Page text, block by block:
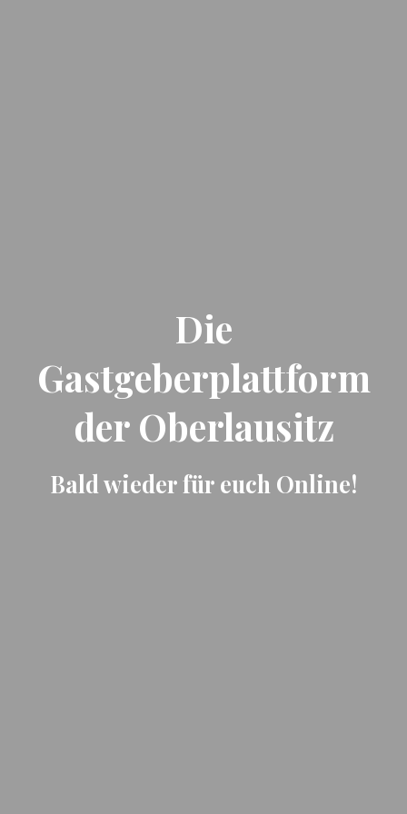
Die
Gastgeberplattform
der Oberlausitz
Bald wieder für euch Online!